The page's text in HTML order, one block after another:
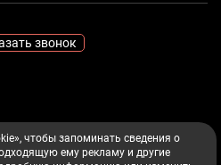
звонок
чтобы запоминать сведения о
ему рекламу и другие